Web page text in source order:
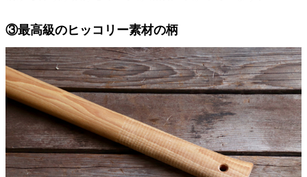
③最高級のヒッコリー素材の柄